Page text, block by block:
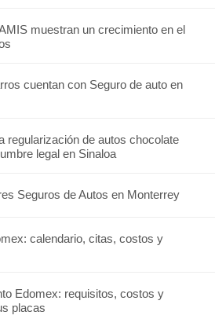
muestran un crecimiento en el
cuentan con Seguro de auto en
regularización de autos chocolate
legal en Sinaloa
Seguros de Autos en Monterrey
calendario, citas, costos y
Edomex: requisitos, costos y
placas